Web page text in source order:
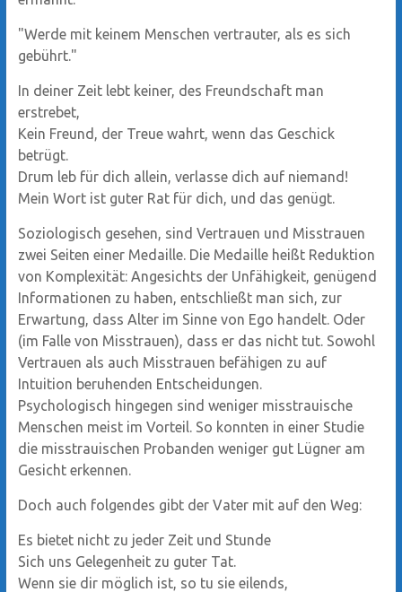
"Werde mit keinem Menschen vertrauter, als es sich
gebührt."
In deiner Zeit lebt keiner, des Freundschaft man
erstrebet,
Kein Freund, der Treue wahrt, wenn das Geschick
betrügt.
Drum leb für dich allein, verlasse dich auf niemand!
Mein Wort ist guter Rat für dich, und das genügt.
Soziologisch gesehen, sind Vertrauen und Misstrauen
zwei Seiten einer Medaille. Die Medaille heißt Reduktion
von Komplexität: Angesichts der Unfähigkeit, genügend
Informationen zu haben, entschließt man sich, zur
Erwartung, dass Alter im Sinne von Ego handelt. Oder
(im Falle von Misstrauen), dass er das nicht tut. Sowohl
Vertrauen als auch Misstrauen befähigen zu auf
Intuition beruhenden Entscheidungen.
Psychologisch hingegen sind weniger misstrauische
Menschen meist im Vorteil. So konnten in einer Studie
die misstrauischen Probanden weniger gut Lügner am
Gesicht erkennen.
Doch auch folgendes gibt der Vater mit auf den Weg:
Es bietet nicht zu jeder Zeit und Stunde
Sich uns Gelegenheit zu guter Tat.
Wenn sie dir möglich ist, so tu sie eilends,